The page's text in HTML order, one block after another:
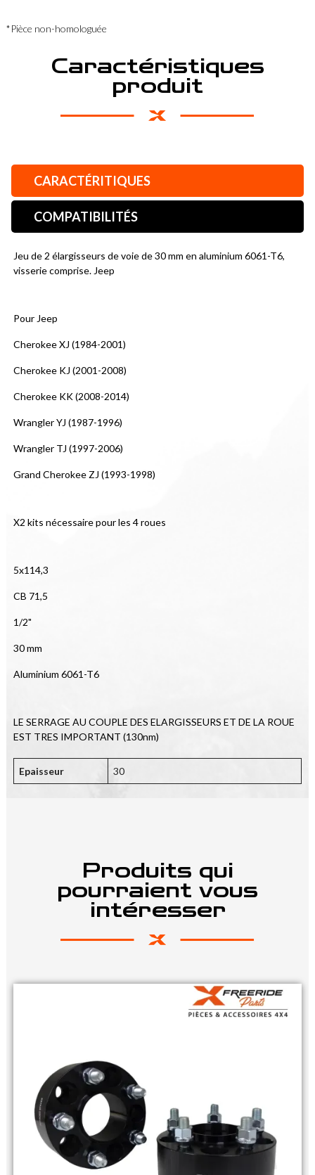
*Pièce non-homologuée
Caractéristiques
produit
CARACTÉRITIQUES
COMPATIBILITÉS
Jeu de 2 élargisseurs de voie de 30 mm en aluminium 6061-T6,
visserie comprise. Jeep
Pour Jeep
Cherokee XJ (1984-2001)
Cherokee KJ (2001-2008)
Cherokee KK (2008-2014)
Wrangler YJ (1987-1996)
Wrangler TJ (1997-2006)
Grand Cherokee ZJ (1993-1998)
X2 kits nécessaire pour les 4 roues
5x114,3
CB 71,5
1/2"
30 mm
Aluminium 6061-T6
LE SERRAGE AU COUPLE DES ELARGISSEURS ET DE LA ROUE
EST TRES IMPORTANT (130nm)
Epaisseur 30
Produits qui
pourraient vous
intéresser